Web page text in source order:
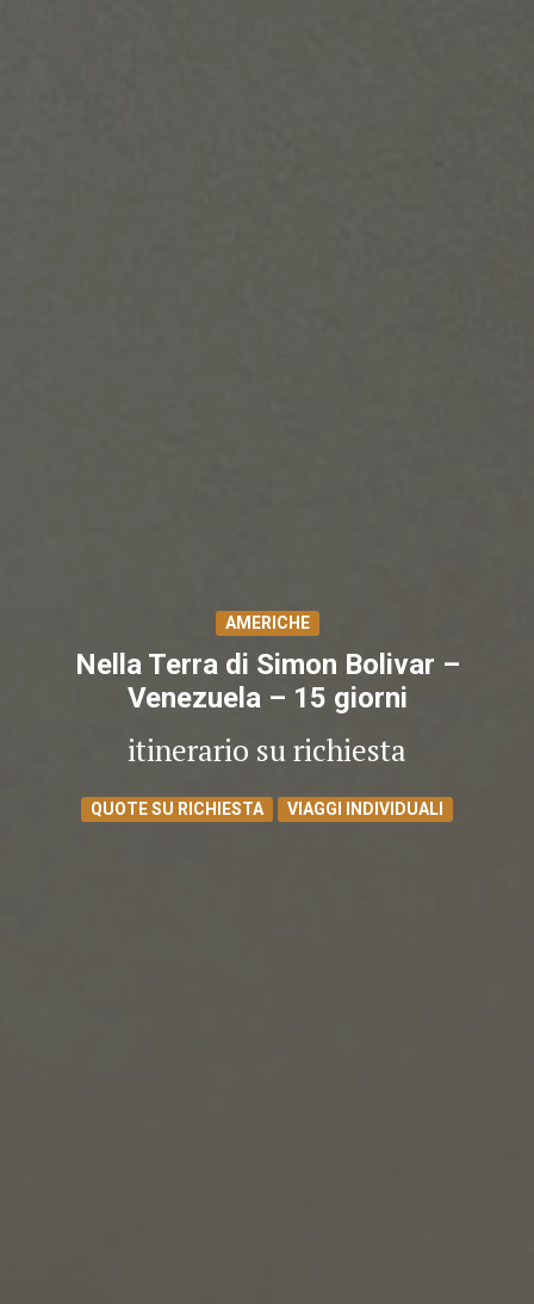
AMERICHE
Nella Terra di Simon Bolivar –
Venezuela – 15 giorni
itinerario su richiesta
QUOTE SU RICHIESTA VIAGGI INDIVIDUALI